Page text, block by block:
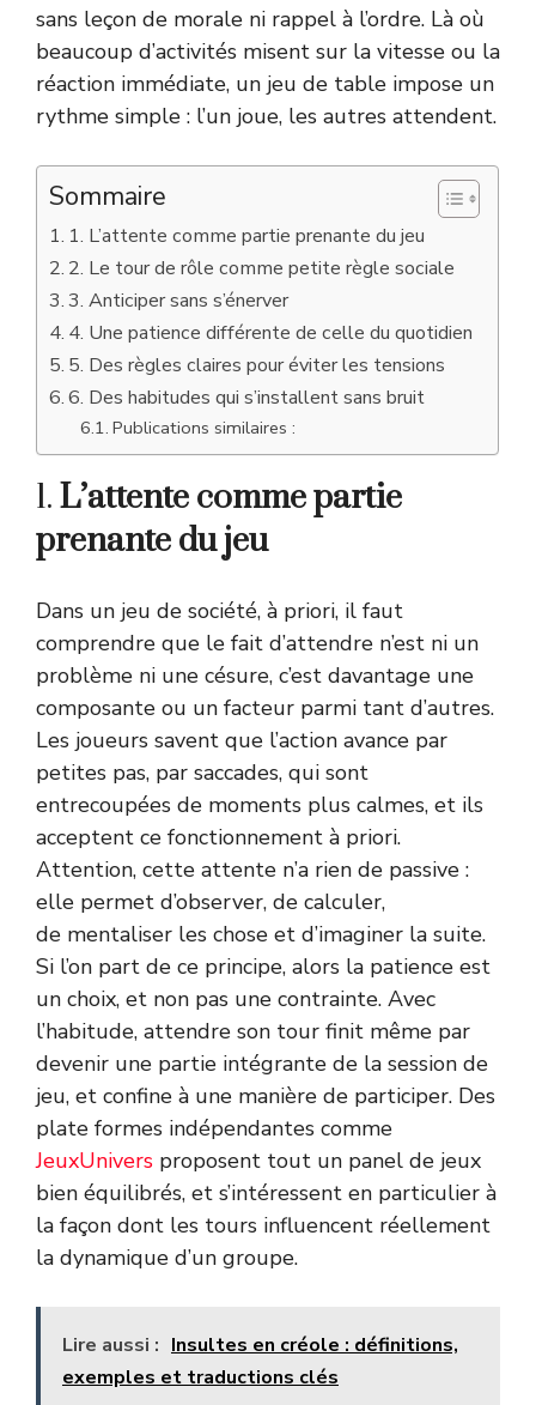
sans leçon de morale ni rappel à l’ordre. Là où
beaucoup d’activités misent sur la vitesse ou la
réaction immédiate, un jeu de table impose un
rythme simple : l’un joue, les autres attendent.
Sommaire
1. L’attente comme partie prenante du jeu
2. Le tour de rôle comme petite règle sociale
3. Anticiper sans s’énerver
4. Une patience différente de celle du quotidien
5. Des règles claires pour éviter les tensions
6. Des habitudes qui s’installent sans bruit
Publications similaires :
1. L’attente comme partie
prenante du jeu
Dans un jeu de société, à priori, il faut
comprendre que le fait d’attendre n’est ni un
problème ni une césure, c’est davantage une
composante ou un facteur parmi tant d’autres.
Les joueurs savent que l’action avance par
petites pas, par saccades, qui sont
entrecoupées de moments plus calmes, et ils
acceptent ce fonctionnement à priori.
Attention, cette attente n’a rien de passive :
elle permet d’observer, de calculer,
de mentaliser les chose et d’imaginer la suite.
Si l’on part de ce principe, alors la patience est
un choix, et non pas une contrainte. Avec
l’habitude, attendre son tour finit même par
devenir une partie intégrante de la session de
jeu, et confine à une manière de participer. Des
plate formes indépendantes comme
JeuxUnivers proposent tout un panel de jeux
bien équilibrés, et s’intéressent en particulier à
la façon dont les tours influencent réellement
la dynamique d’un groupe.
Lire aussi : Insultes en créole : définitions,
exemples et traductions clés